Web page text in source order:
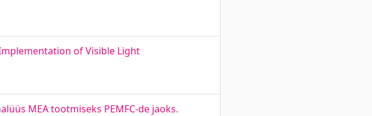
of Visible Light
MEA tootmiseks PEMFC-de jaoks.